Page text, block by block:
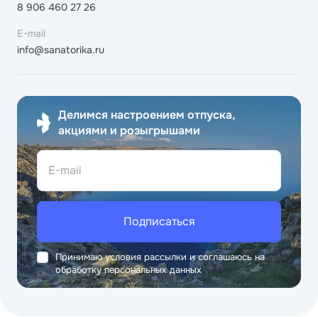
8 906 460 27 26
E-mail
info@sanatorika.ru
Делимся настроением отпуска,
акциями и розыгрышами
E-mail
Подписаться
Принимаю условия рассылки и соглашаюсь на
обработку персональных данных